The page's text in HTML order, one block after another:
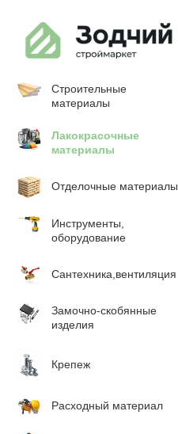
Строительные
материалы
Лакокрасочные
материалы
Отделочные материалы
Инструменты,
оборудование
Сантехника,вентиляция
Замочно-скобянные
изделия
Крепеж
Расходный материал